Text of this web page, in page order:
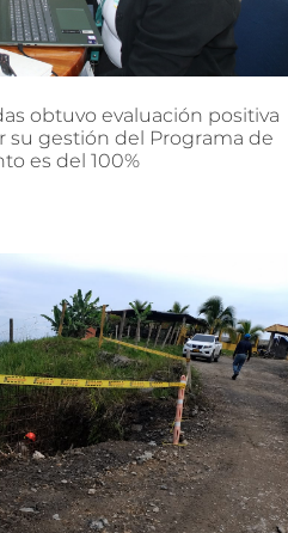
obtuvo evaluación positiva
su gestión del Programa de
es del 100%